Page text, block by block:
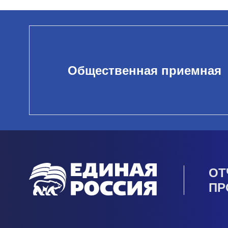
Общественная приемная